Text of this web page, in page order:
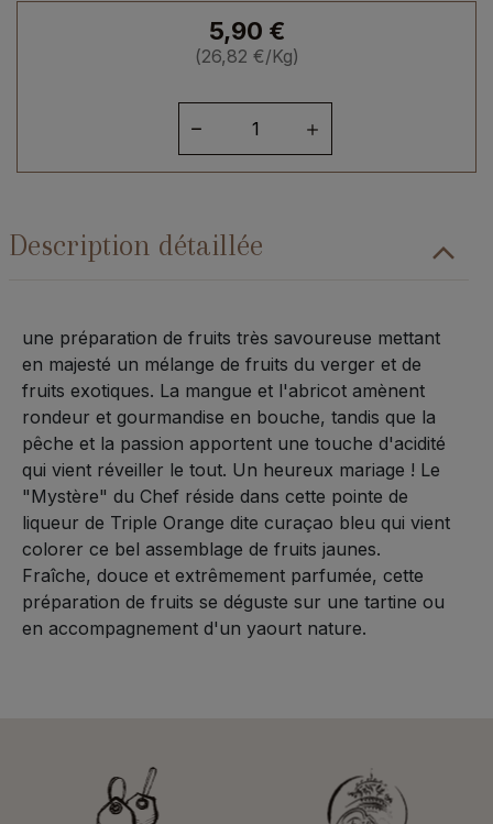
5,90 €
(26,82 €/Kg)
Confiture
Chef
canne
220grs
Description détaillée
une préparation de fruits très savoureuse mettant
en majesté un mélange de fruits du verger et de
fruits exotiques. La mangue et l'abricot amènent
rondeur et gourmandise en bouche, tandis que la
pêche et la passion apportent une touche d'acidité
qui vient réveiller le tout. Un heureux mariage ! Le
"Mystère" du Chef réside dans cette pointe de
liqueur de Triple Orange dite curaçao bleu qui vient
colorer ce bel assemblage de fruits jaunes.
Fraîche, douce et extrêmement parfumée, cette
préparation de fruits se déguste sur une tartine ou
en accompagnement d'un yaourt nature.